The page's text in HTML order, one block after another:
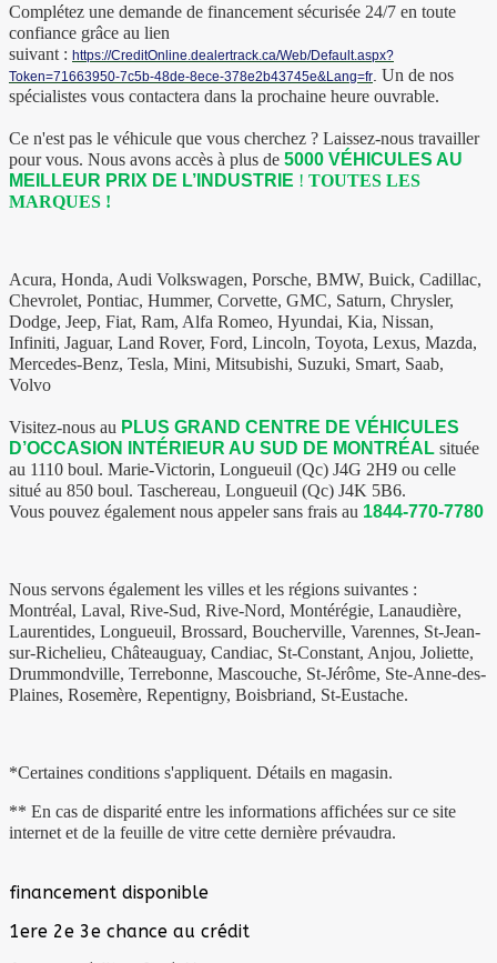
Complétez une demande de financement sécurisée 24/7 en toute
confiance grâce au lien
suivant : https://CreditOnline.dealertrack.ca/Web/Default.aspx?
Token=71663950-7c5b-48de-8ece-378e2b43745e&Lang=fr Un de nos
spécialistes vous contactera dans la prochaine heure ouvrable.
Ce n'est pas le véhicule que vous cherchez ? Laissez-nous travailler
pour vous. Nous avons accès à plus de 5000 VÉHICULES AU
MEILLEUR PRIX DE L’INDUSTRIE ! TOUTES LES
MARQUES !
Acura, Honda, Audi Volkswagen, Porsche, BMW, Buick, Cadillac,
Chevrolet, Pontiac, Hummer, Corvette, GMC, Saturn, Chrysler,
Dodge, Jeep, Fiat, Ram, Alfa Romeo, Hyundai, Kia, Nissan,
Infiniti, Jaguar, Land Rover, Ford, Lincoln, Toyota, Lexus, Mazda,
Mercedes-Benz, Tesla, Mini, Mitsubishi, Suzuki, Smart, Saab,
Volvo
Visitez-nous au PLUS GRAND CENTRE DE VÉHICULES
D’OCCASION INTÉRIEUR AU SUD DE MONTRÉAL située
au 1110 boul. Marie-Victorin, Longueuil (Qc) J4G 2H9 ou celle
situé au 850 boul. Taschereau, Longueuil (Qc) J4K 5B6.
Vous pouvez également nous appeler sans frais au 1844-770-7780
Nous servons également les villes et les régions suivantes :
Montréal, Laval, Rive-Sud, Rive-Nord, Montérégie, Lanaudière,
Laurentides, Longueuil, Brossard, Boucherville, Varennes, St-Jean-
sur-Richelieu, Châteauguay, Candiac, St-Constant, Anjou, Joliette,
Drummondville, Terrebonne, Mascouche, St-Jérôme, Ste-Anne-des-
Plaines, Rosemère, Repentigny, Boisbriand, St-Eustache.
*Certaines conditions s'appliquent. Détails en magasin.
** En cas de disparité entre les informations affichées sur ce site
internet et de la feuille de vitre cette dernière prévaudra.
financement disponible
1ere 2e 3e chance au crédit